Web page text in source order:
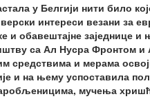
у Белгији нити било
интереси везани за
и обавештајне заједнице и
са Ал Нусра Фронтом
средствима и мерама
и на њему успоставила
мучења